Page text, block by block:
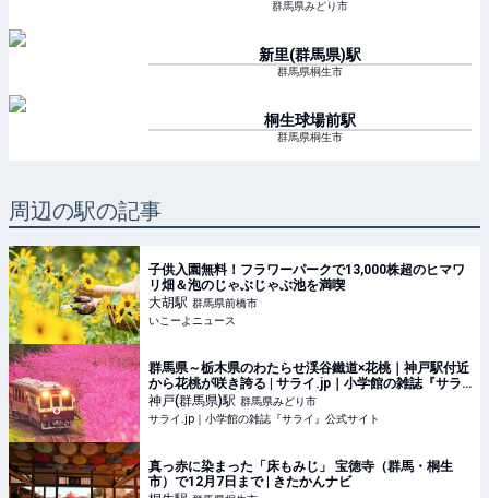
群馬県みどり市
新里(群馬県)駅
群馬県桐生市
桐生球場前駅
群馬県桐生市
周辺の駅の記事
子供入園無料！フラワーパークで13,000株超のヒマワ
リ畑＆泡のじゃぶじゃぶ池を満喫
大胡駅 群馬県前橋市
いこーよニュース
群馬県～栃木県のわたらせ渓谷鐵道×花桃｜神戸駅付近
から花桃が咲き誇る | サライ.jp｜小学館の雑誌『サラ
イ』公式サイト
神戸(群馬県)駅 群馬県みどり市
サライ.jp｜小学館の雑誌『サライ』公式サイト
真っ赤に染まった「床もみじ」 宝徳寺（群馬・桐生
市）で12月7日まで | きたかんナビ